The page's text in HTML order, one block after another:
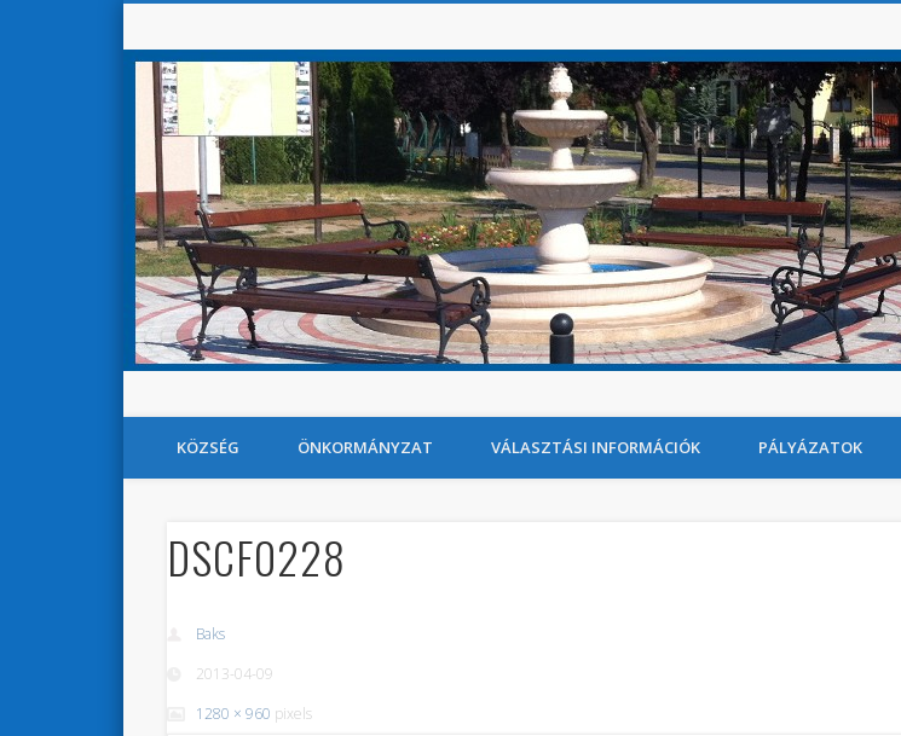
KÖZSÉG ÖNKORMÁNYZAT VÁLASZTÁSI INFORMÁCIÓK PÁLYÁZATOK
DSCF0228
Baks
2013-04-09
1280 × 960 pixels